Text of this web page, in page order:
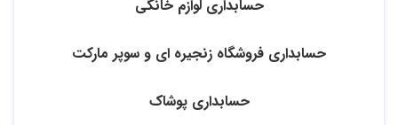
حسابداری لوازم خانگی
حسابداری فروشگاه زنجیره ‌ای و سوپر مارکت
حسابداری پوشاک